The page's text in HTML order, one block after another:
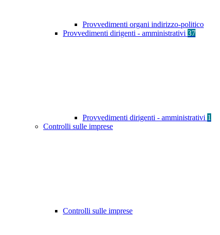
Provvedimenti organi indirizzo-politico
Provvedimenti dirigenti - amministrativi 37
Provvedimenti dirigenti - amministrativi 1
Controlli sulle imprese
Controlli sulle imprese